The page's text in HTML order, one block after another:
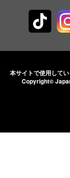
本サイトで使用して
Copyright©